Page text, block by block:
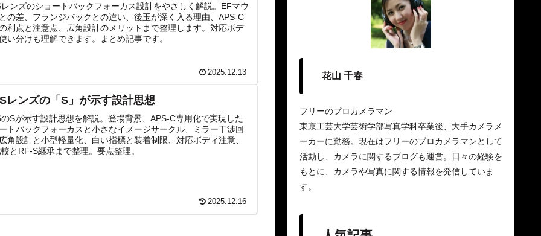
ンズのショートバックフォーカス設計をやさしく解説。EFマウ
の差、フランジバックとの違い、後玉が深く入る理由、APS-C
利点と注意点、広角設計のメリットまで整理します。対応ボデ
い分けも理解できます。まとめ記事です。
2025.12.13
レンズの「S」が示す設計思想
Sが示す設計思想を解説。登場背景、APS-C専用化で実現した
トバックフォーカスと小さなイメージサークル、ミラー干渉回
角設計と小型軽量化、白い指標と装着制限、対応ボディ注意、
とRF-S継承まで整理。要点整理。
2025.12.16
花山 千春
フリーのプロカメラマン
東京工芸大学芸術学部写真学科卒業後、大手カメラメ
ーカーに勤務。現在はフリーのプロカメラマンとして
活動し、カメラに関するブログも運営。日々の経験を
もとに、カメラや写真に関する情報を発信していま
す。